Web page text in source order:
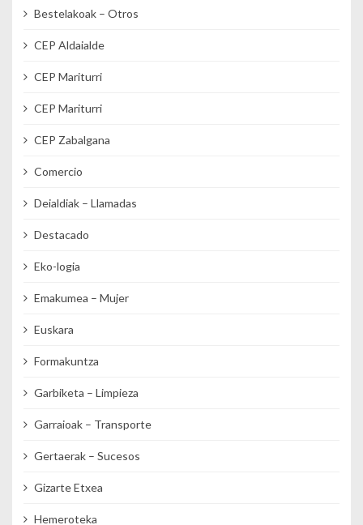
Bestelakoak – Otros
CEP Aldaialde
CEP Mariturri
CEP Mariturri
CEP Zabalgana
Comercio
Deialdiak – Llamadas
Destacado
Eko-logia
Emakumea – Mujer
Euskara
Formakuntza
Garbiketa – Limpieza
Garraioak – Transporte
Gertaerak – Sucesos
Gizarte Etxea
Hemeroteka